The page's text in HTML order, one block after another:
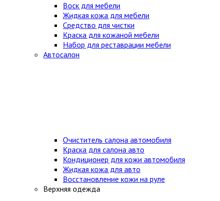
Воск для мебели
Жидкая кожа для мебели
Средство для чистки
Краска для кожаной мебели
Набор для реставрации мебели
Автосалон
Очиститель салона автомобиля
Краска для салона авто
Кондиционер для кожи автомобиля
Жидкая кожа для авто
Восстановление кожи на руле
Верхняя одежда